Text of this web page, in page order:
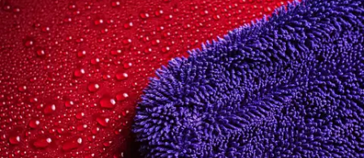
Ilmainen toimitus yli 100 €:n tilauksille
Postin pakettiautomaattiin tai
palvelupisteeseen!
Etu ei koske Suuri‑lisäpalvelulla toimitettavia tuotteita.